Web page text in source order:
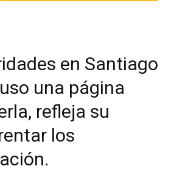
en Santiago
una página
refleja su
los